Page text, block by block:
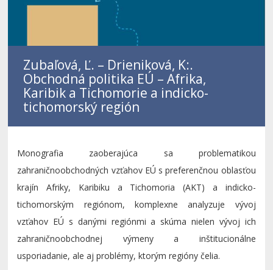
Zubaľová, Ľ. – Drieniková, K:.
Obchodná politika EÚ – Afrika,
Karibik a Tichomorie a indicko-
tichomorský región
Monografia zaoberajúca sa problematikou
zahraničnoobchodných vzťahov EÚ s preferenčnou oblasťou
krajín Afriky, Karibiku a Tichomoria (AKT) a indicko-
tichomorským regiónom, komplexne analyzuje vývoj
vzťahov EÚ s danými regiónmi a skúma nielen vývoj ich
zahraničnoobchodnej výmeny a inštitucionálne
usporiadanie, ale aj problémy, ktorým regióny čelia.